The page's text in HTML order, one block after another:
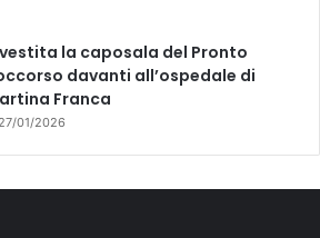
la caposala del Pronto
davanti all’ospedale di
Franca
27/01/2026